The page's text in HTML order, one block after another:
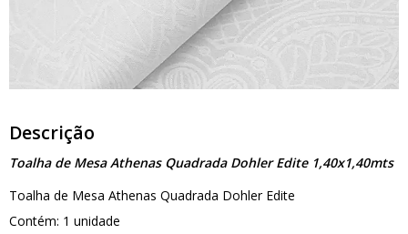
Descrição
Toalha de Mesa Athenas Quadrada Dohler Edite 1,40x1,40mts
Toalha de Mesa Athenas Quadrada Dohler Edite
Contém: 1 unidade